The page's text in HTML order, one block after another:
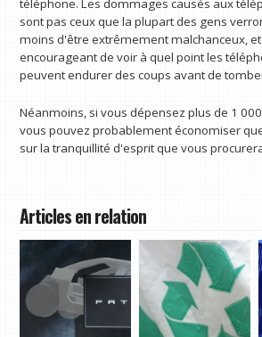
téléphone. Les dommages causés aux
sont pas ceux que la plupart des gens
moins d'être extrêmement malchanceux,
encourageant de voir à quel point les
peuvent endurer des coups avant de
Néanmoins, si vous dépensez plus de 1
vous pouvez probablement économiser
sur la tranquillité d'esprit que vous
Articles en relation